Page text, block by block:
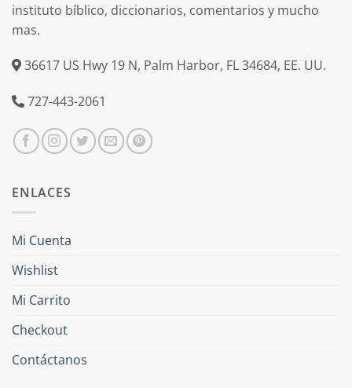
instituto bíblico, diccionarios, comentarios y mucho
mas.
36617 US Hwy 19 N, Palm Harbor, FL 34684, EE. UU.
727-443-2061
ENLACES
Mi Cuenta
Wishlist
Mi Carrito
Checkout
Contáctanos